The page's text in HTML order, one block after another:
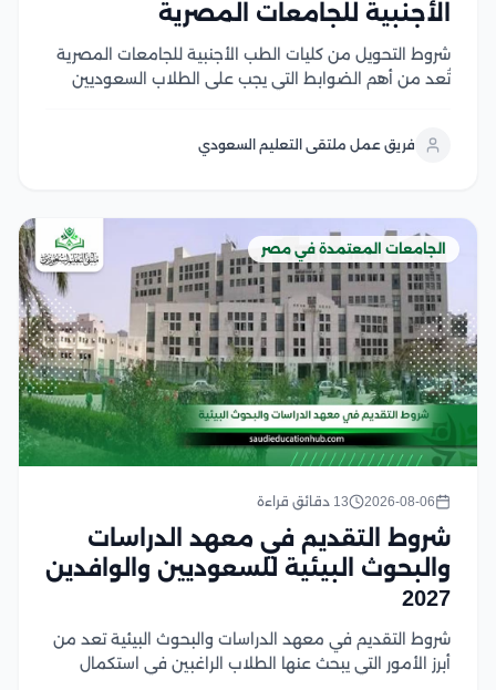
الأجنبية للجامعات المصرية
شروط التحويل من كليات الطب الأجنبية للجامعات المصرية
تُعد من أهم الضوابط التي يجب على الطلاب السعوديين
الأكاديمية والإدارية، مثل الاعتراف بالجامعة المحول منها
فريق عمل ملتقى التعليم السعودي
الجامعات المعتمدة في مصر
2026-08-06 13 دقائق قراءة
شروط التقديم في معهد الدراسات
والبحوث البيئية للسعوديين والوافدين
2027
شروط التقديم في معهد الدراسات والبحوث البيئية تعد من
أبرز الأمور التي يبحث عنها الطلاب الراغبين في استكمال